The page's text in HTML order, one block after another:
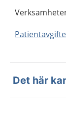
Det här